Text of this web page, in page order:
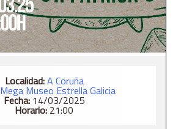
Localidad:A Coruña
Mega Museo Estrella Galicia
Fecha:14/03/2025
Horario: 21:00